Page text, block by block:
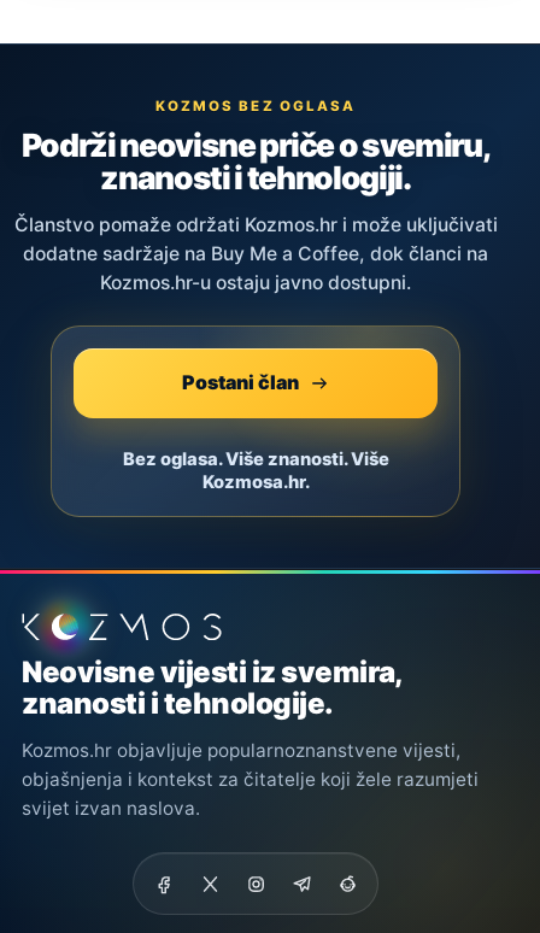
KOZMOS BEZ OGLASA
Podrži neovisne priče o svemiru,
znanosti i tehnologiji.
Članstvo pomaže održati Kozmos.hr i može uključivati
dodatne sadržaje na Buy Me a Coffee, dok članci na
Kozmos.hr-u ostaju javno dostupni.
Postani član
Bez oglasa. Više znanosti. Više
Kozmosa.hr.
Podnožje stranice
Neovisne vijesti iz svemira,
znanosti i tehnologije.
Kozmos.hr objavljuje popularnoznanstvene vijesti,
objašnjenja i kontekst za čitatelje koji žele razumjeti
svijet izvan naslova.